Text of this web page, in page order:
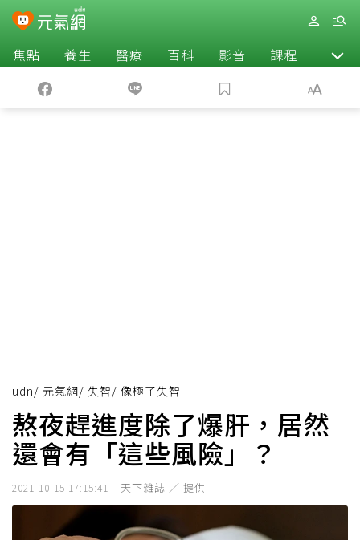
焦點 養生 醫療 百科 影音 課程 退休
udn/ 元氣網/ 失智/ 像極了失智
熬夜趕進度除了爆肝，居然
還會有「這些風險」？
2021-10-15 17:15:41 天下雜誌 ／ 提供